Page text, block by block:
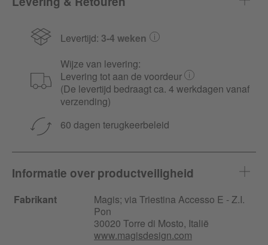
Levertijd: 3-4 weken
Wijze van levering:
Levering tot aan de voordeur
(De levertijd bedraagt ca. 4 werkdagen vanaf
verzending)
60 dagen terugkeerbeleid
Informatie over productveiligheid
Fabrikant Magis; via TriestinaAccesso E - Z.I.
Pon
30020 Torre di Mosto, Italië
www.magisdesign.com